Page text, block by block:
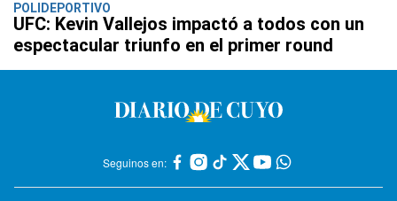
POLIDEPORTIVO
UFC: Kevin Vallejos impactó a todos con un
espectacular triunfo en el primer round
Seguinos en: